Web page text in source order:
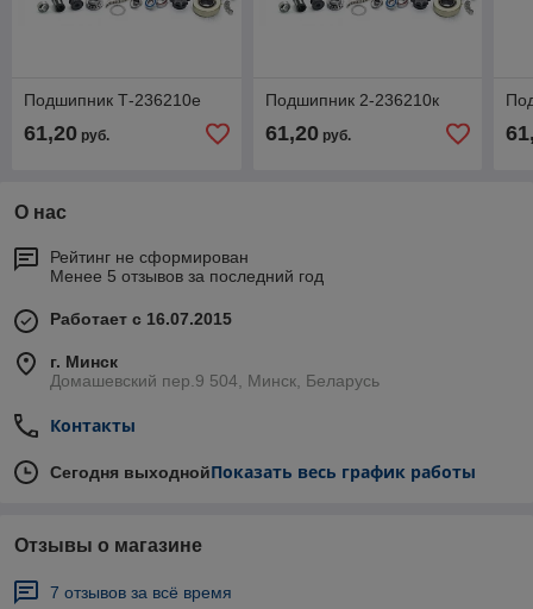
Подшипник Т-236210е
61,20 руб.
Подшипник 2-236210к
61,20руб.
О нас
Рейтинг не сформирован
Менее 5 отзывов за последний год
Работает с 16.07.2015
г. Минск
Домашевский пер.9 504, Минск, Беларусь
Контакты
Сегодня выходнойПоказать весь график работы
Отзывы о магазине
7 отзывов за всё время